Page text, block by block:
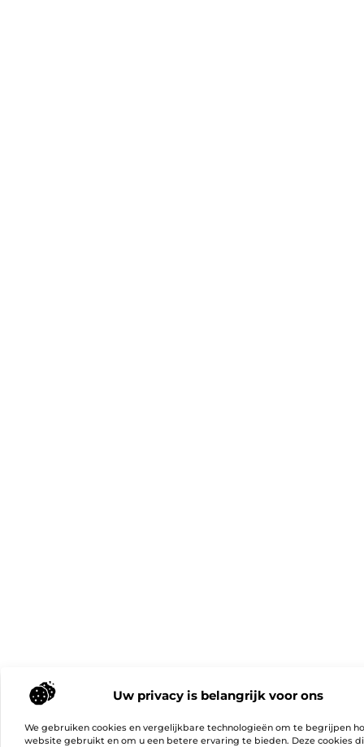
Uw privacy is belangrijk voor ons
We gebruiken cookies en vergelijkbare technologieën om te begrijpen
website gebruikt en om u een betere ervaring te bieden. Deze cookies